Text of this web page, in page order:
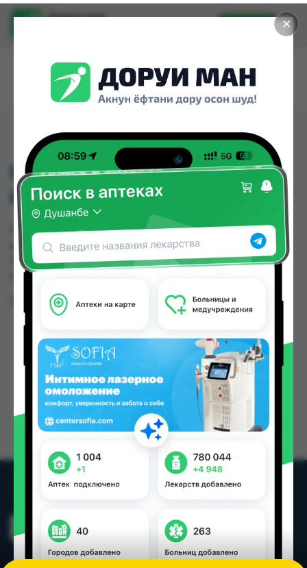
✕
Доруи ман
Установить
СОННИВИТ КИДС
СИРОП 150 МЛ
СОННИВИТ КИДС СИРОП 150 МЛ можно купить
или заказать в аптеках, Нишон №1 по цене от
75.00 TJS в Душанбе и других городах
Цена: от75.00 TJS